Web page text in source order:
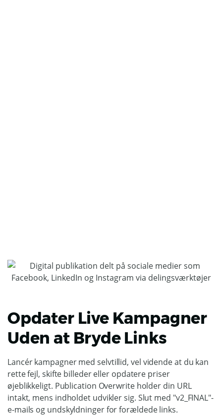
Opdater Live Kampagner
Uden at Bryde Links
Lancér kampagner med selvtillid, vel vidende at du kan
rette fejl, skifte billeder eller opdatere priser
øjeblikkeligt. Publication Overwrite holder din URL
intakt, mens indholdet udvikler sig. Slut med "v2_FINAL"-
e-mails og undskyldninger for forældede links.